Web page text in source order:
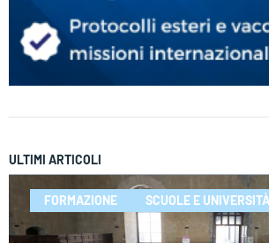
ULTIMI ARTICOLI
FORMAZIONE SCUOLE E UNIVERSITÀ